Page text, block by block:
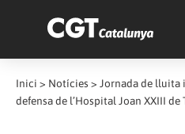
Inici > Notícies > Jornada de lluita
defensa de l’Hospital Joan XXIII de